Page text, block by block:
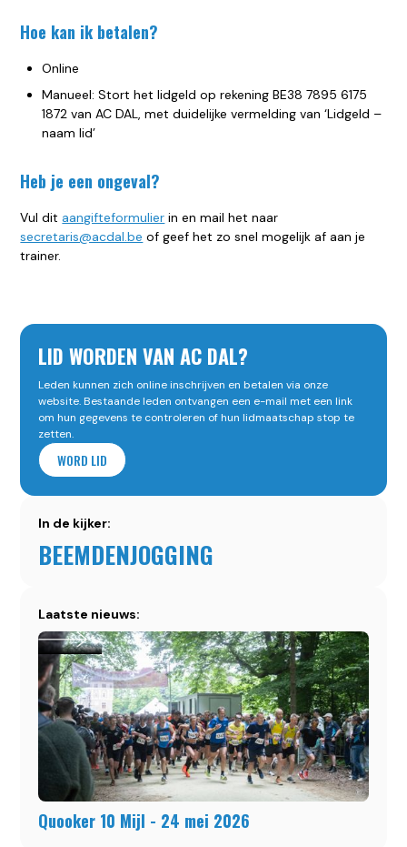
Hoe kan ik betalen?
Online
Manueel: Stort het lidgeld op rekening BE38 7895 6175
1872 van AC DAL, met duidelijke vermelding van ‘Lidgeld –
naam lid’
Heb je een ongeval?
Vul dit aangifteformulier in en mail het naar
secretaris@acdal.be of geef het zo snel mogelijk af aan je
trainer.
LID WORDEN VAN AC DAL?
Leden kunnen zich online inschrijven en betalen via onze
website. Bestaande leden ontvangen een e-mail met een link
om hun gegevens te controleren of hun lidmaatschap stop te
zetten.
WORD LID
In de kijker:
BEEMDENJOGGING
Laatste nieuws:
Quooker 10 Mijl - 24 mei 2026